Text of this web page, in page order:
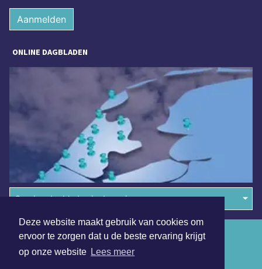
Deze website maakt gebruik van cookies om
ervoor te zorgen dat u de beste ervaring krijgt
op onze website Lees meer
Aanmelden
ONLINE DAGBLADEN
Overige dagbladen in de regio
Algemene voorwaarden
Disclaimer